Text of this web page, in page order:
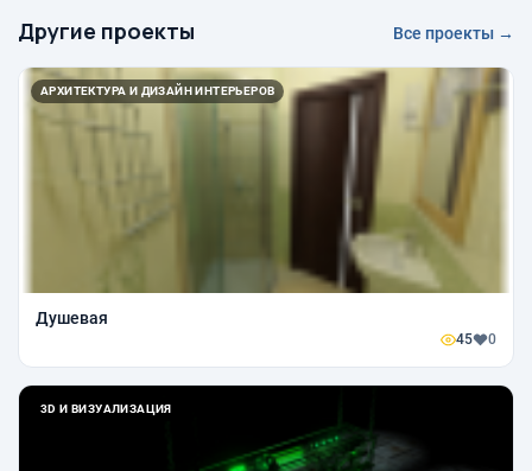
Другие проекты Все проекты →
АРХИТЕКТУРА И ДИЗАЙН ИНТЕРЬЕРОВ
Душевая
45 0
3D И ВИЗУАЛИЗАЦИЯ